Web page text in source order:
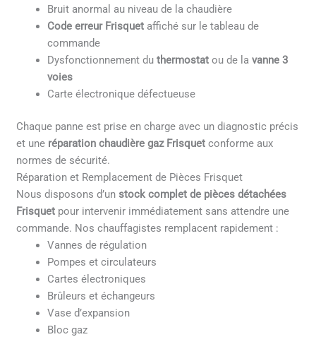
Bruit anormal au niveau de la chaudière
Code erreur Frisquet affiché sur le tableau de
commande
Dysfonctionnement duthermostat ou de lavanne 3
voies
Carte électronique défectueuse
Chaque panne est prise en charge avec un diagnostic précis
et une réparation chaudière gaz Frisquet conforme aux
normes de sécurité.
Réparation et Remplacement de Pièces Frisquet
Nous disposons d’unstock complet de pièces détachées
Frisquet pour intervenir immédiatement sans attendre une
commande. Nos chauffagistes remplacent rapidement :
Vannes de régulation
Pompes et circulateurs
Cartes électroniques
Brûleurs et échangeurs
Vase d’expansion
Bloc gaz